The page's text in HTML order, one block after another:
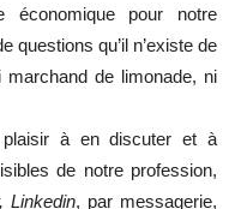
économique pour notre
questions qu’il n’existe de
de limonade, ni
à en discuter et à
de notre profession,
Linkedin, par messagerie,